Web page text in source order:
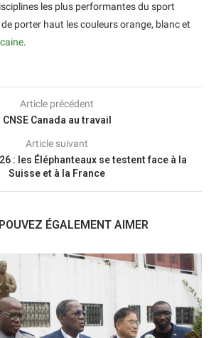
les plus performantes du sport
porter haut les couleurs orange, blanc et
.
Article précédent
CNSE Canada au travail
Article suivant
: les Éléphanteaux se testent face à la
Suisse et à la France
ÉGALEMENT AIMER